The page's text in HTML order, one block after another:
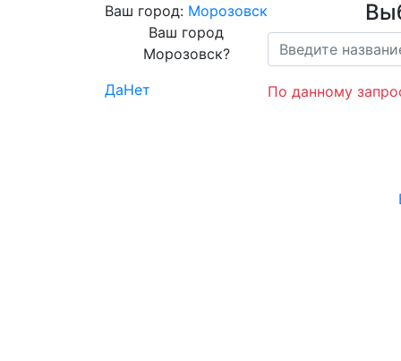
Ваш город: Морозовск
Ваш город
Морозовск?
ДаНет По данному